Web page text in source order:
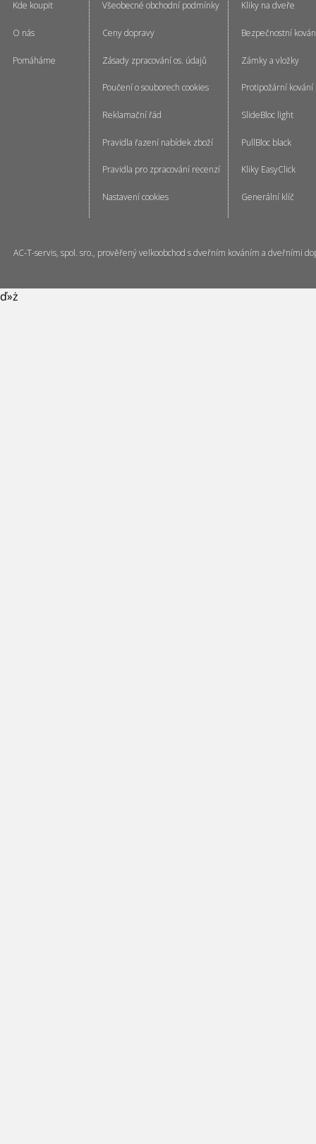
Kde koupit
O nás
Pomáháme
Všeobecné obchodní podmínky
Ceny dopravy
Zásady zpracování os. údajů
Poučení o souborech cookies
Reklamační řád
Pravidla řazení nabídek zboží
Pravidla pro zpracování recenzí
Nastavení cookies
Kliky na dveře
Bezpečnostní
Zámky a vložky
Protipožární kování
SlideBloc light
PullBloc black
Kliky EasyClick
Generální klíč
AC-T-servis, spol. sro., prověřený velkoobchod s dveřním kováním a dveřními
ď»ż